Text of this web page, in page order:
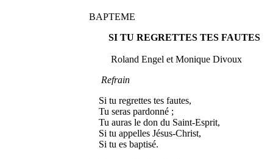
BAPTEME
SI TU REGRETTES TES FAUTES
Roland Engel et Monique Divoux
Refrain
Si tu regrettes tes fautes,
Tu seras pardonné ;
Tu auras le don du Saint-Esprit,
Si tu appelles Jésus-Christ,
Si tu es baptisé.